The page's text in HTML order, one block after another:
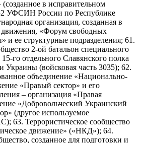
в исправительном
УФСИН России по Республике
организация, созданная в
«Форум свободных
и ее структурные подразделения; 61.
2-ой батальон специального
го отдельного Славянского полка
Украины (войсковая часть 3035); 62.
объединение «Национально-
«Правый сектор» и его
– организация «Правая
«Добровольческий Украинский
(другое используемое
63. Террористическое сообщество
движение» («НКД»); 64.
созданное для подготовки и